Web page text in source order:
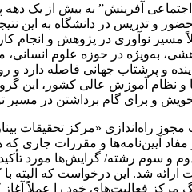
و تدریس در دانشگاه به این
مسیر نوآوری در پژوهش و
به‌ویژه در حوزه علوم
و پرشتاب جهانی فاصله
و نظام آموزش عالی کشور، این
و برای گام برداشتن در مسیر
راه‌اندازی «مرکز تحقیقات
مفاد آیین‌نامه‌ها و مقررات
و سوم رشته/ گرایش‌ها مورد